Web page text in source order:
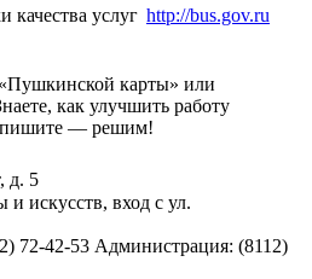
http://bus.gov.ru
карты» или
как улучшить работу
— решим!
д. 5
и искусств, вход с ул.
72-42-53 Администрация: (8112)